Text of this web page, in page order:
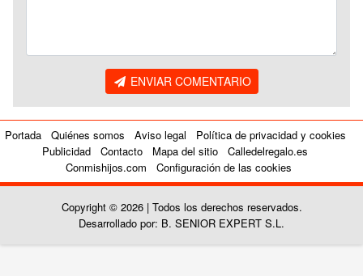
ENVIAR COMENTARIO
Portada Quiénes somos Aviso legal
Política de privacidad y cookies
Publicidad
Contacto Mapa del sitio
Calledelregalo.es
Conmishijos.com
Configuración de las cookies
Copyright © 2026 | Todos los derechos reservados.
Desarrollado por: B. SENIOR EXPERT S.L.